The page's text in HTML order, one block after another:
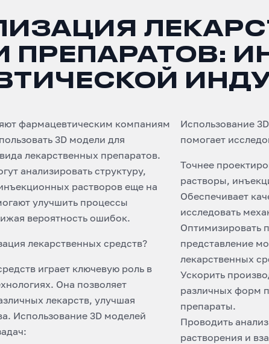
ПРЕПАРАТОВ:
фармацевтическим компаниям
3D модели для
лекарственных препаратов.
анализировать структуру,
растворов еще на
улучшить процессы
вероятность ошибок.
лекарственных средств?
играет ключевую роль в
Она позволяет
лекарств, улучшая
Использование 3D моделей
Использование
помогает
Точнее
растворы,
Обеспечивает
исследовать
Оптимизировать
представление
лекарственных
Ускорить
различных форм
препараты.
Проводить
растворения и